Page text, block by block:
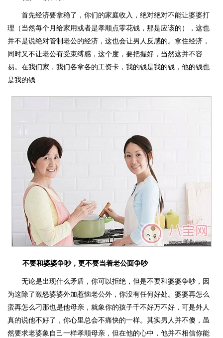
首先经济要拿稳了，你们的家庭收入，绝对绝对不能让婆婆打
理（当然每个月给家用或者是孝顺点零花钱，那是应该的），这也
并不是说绝对管制老公的经济，这也会让男人反感的。拿住经济，
同时又不让老公有受束缚感，这个度，要把握好，当然这并不容
易。在我们家，我们各拿各的工资卡，我的钱是我的钱，他的钱也
是我的钱
不要和婆婆争吵，更不要当着老公面争吵
无论是出现什么矛盾，你可以拒绝，但是不要和婆婆争吵，因
为这除了激怒婆婆外加惹恼老公外，你没有任何好处。婆婆再怎么
蛮再怎么刁那也是他母亲，就象你的孩子千不好万不好，可是外人
真的说他不好了，你心里总会不痛快的一样。其实男人并不傻，虽
然要求老婆象自己一样孝顺母亲，但在他的心中，他并不相信你能